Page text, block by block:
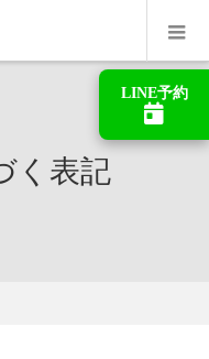
LINE予約
く表記